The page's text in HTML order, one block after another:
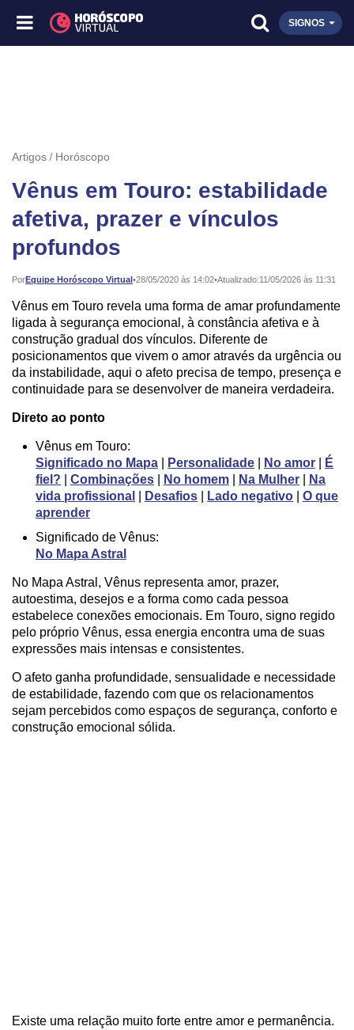
SIGNOS
Artigos Horóscopo
Vênus em Touro: estabilidade
afetiva, prazer e vínculos
profundos
PorEquipe Horóscopo Virtual•
Publicado: 28/05/2020 às 14:02•Atualizado:11/05/2026 às 11:31
Vênus em Touro revela uma forma de amar profundamente
ligada à segurança emocional, à constância afetiva e à
construção gradual dos vínculos. Diferente de
posicionamentos que vivem o amor através da urgência ou
da instabilidade, aqui o afeto precisa de tempo, presença e
continuidade para se desenvolver de maneira verdadeira.
Direto ao ponto
Vênus em Touro:
Significado no Mapa
Personalidade No amor
É
fiel?
Combinações No homem Na Mulher
Na
vida profissional
Desafios Lado negativo
O que
aprender
Significado de Vênus:
No Mapa Astral
No Mapa Astral, Vênus representa amor, prazer,
autoestima, desejos e a forma como cada pessoa
estabelece conexões emocionais. Em Touro, signo regido
pelo próprio Vênus, essa energia encontra uma de suas
expressões mais intensas e consistentes.
O afeto ganha profundidade, sensualidade e necessidade
de estabilidade, fazendo com que os relacionamentos
sejam percebidos como espaços de segurança, conforto e
construção emocional sólida.
Existe uma relação muito forte entre amor e permanência.